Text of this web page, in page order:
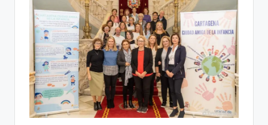
informa
Cartagena,
Cartagena,